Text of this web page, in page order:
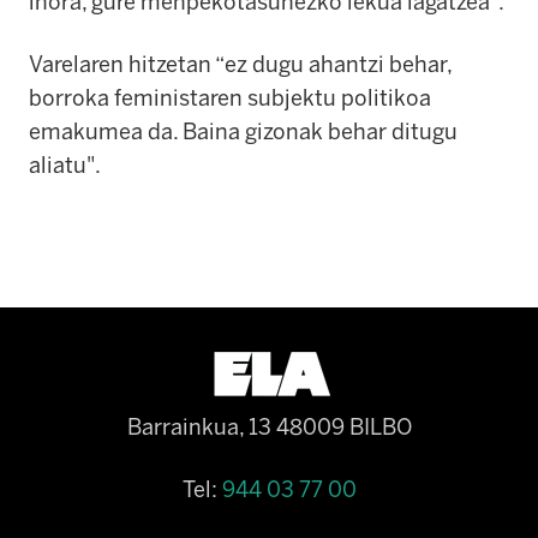
Varelaren hitzetan “ez dugu ahantzi behar,
borroka feministaren subjektu politikoa
emakumea da. Baina gizonak behar ditugu
aliatu".
Barrainkua, 13 48009 BILBO
Tel: 944 03 77 00